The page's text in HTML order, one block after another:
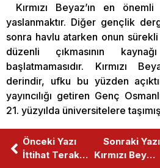
Kırmızı Beyaz’ın en
yaslanmaktır. Diğer gençlik
sonra havlu atarken onun
düzenli çıkmasının
başlatmamasıdır. Kırmızı
derindir, ufku bu yüzden
yayıncılığı getiren Genç
21. yüzyılda üniversitelere
Bu mirasa sahip çıkmak,
Tanin gibi söylemeyi,
gerektiriyordu. 50. sayımızda
Önceki Yazı
İttihat Terakki Ve Birinci Cihan Harbi
Sonraki Yazı
Kırmızı Beyaz Genelge